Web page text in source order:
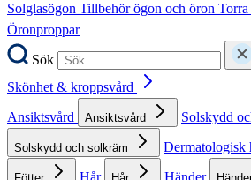
Solglasögon Tillbehör ögon och öron
Öronproppar
Sök
Skönhet & kroppsvård
Ansiktsvård
Ansiktsvård Solskydd
Solskydd och solkräm Dermatologisk